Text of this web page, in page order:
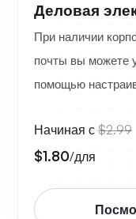
Деловая
При наличии
почты вы можете
помощью
Начиная с $2.99
$1.80/для